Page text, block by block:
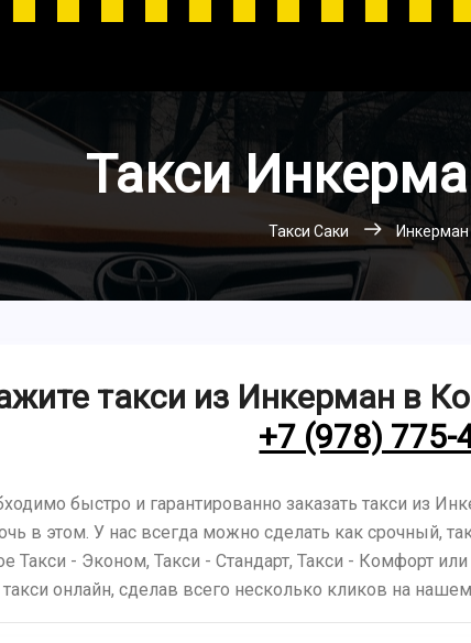
Такси
Такси Саки
такси из Инкерман в
+7 (978) 775-
быстро и гарантированно заказать такси из
в этом. У нас всегда можно сделать как срочный,
Такси - Эконом, Такси - Стандарт, Такси - Комфорт
такси онлайн, сделав всего несколько кликов на